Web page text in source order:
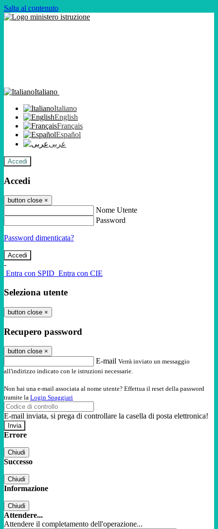
Salta al contenuto
Italiano
Italiano
English
Français
Español
عربى
Accedi
Accedi
button close ×
Nome Utente
Password
Password dimenticata?
-
Entra con SPID Entra con CIE
Seleziona utente
button close ×
Recupero password
button close ×
E-mail Verrà inviato un messaggio
all'indirizzo indicato con le istruzioni necessarie.
Non hai una e-mail associata al nome utente? Effettua il reset della password
tramite la Login Spaggiari
E-mail inviata, si prega di controllare la casella di posta elettronica!
Errore
Chiudi
Successo
Chiudi
Informazione
Chiudi
Attendere...
Attendere il completamento dell'operazione...